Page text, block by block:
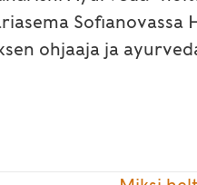
Sofianovassa
ohjaaja ja